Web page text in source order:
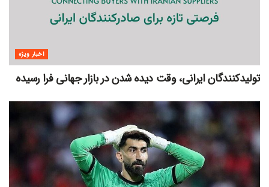
اخبار ویژه
تولیدکنندگان ایرانی، وقت دیده شدن در بازار جهانی فرا رسیده